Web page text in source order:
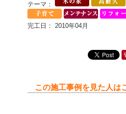
テーマ：
完工日： 2010年04月
この施工事例を見た人は